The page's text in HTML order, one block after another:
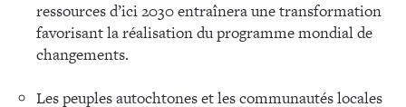
ressources d’ici 2030 entraînera une transformation
favorisant la réalisation du programme mondial de
changements.
Les peuples autochtones et les communautés locales